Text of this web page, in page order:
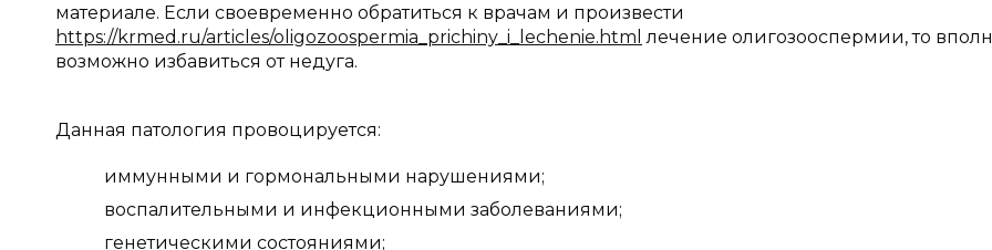
материале. Если своевременно обратиться к врачам и произвести
https://krmed.ru/articles/oligozoospermia_prichiny_i_lechenie.html лечение олигозооспермии, то
возможно избавиться от недуга.
Данная патология провоцируется:
иммунными и гормональными нарушениями;
воспалительными и инфекционными заболеваниями;
генетическими состояниями;